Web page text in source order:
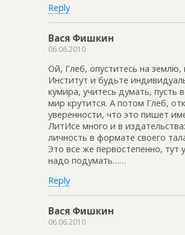
Reply
Вася Фишкин
06.06.2010
Ой, Глеб, опуститесь на землю,
Институт и будьте
кумира, учитесь думать, пусть
мир крутится. А потом Глеб,
уверенности, что это пишет
ЛитИсе много и в
личность в формате своего
Это все же первостепенно, тут
надо подумать……
Reply
Вася Фишкин
06.06.2010